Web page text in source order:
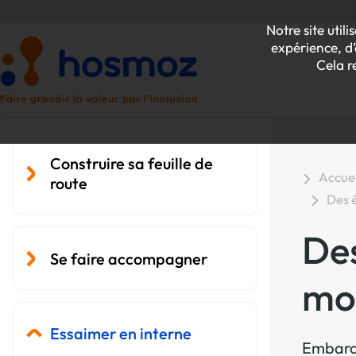
Notre site
expérience,
Cela
Construire sa feuille de
route
Se faire accompagner
Essaimer en interne
Des